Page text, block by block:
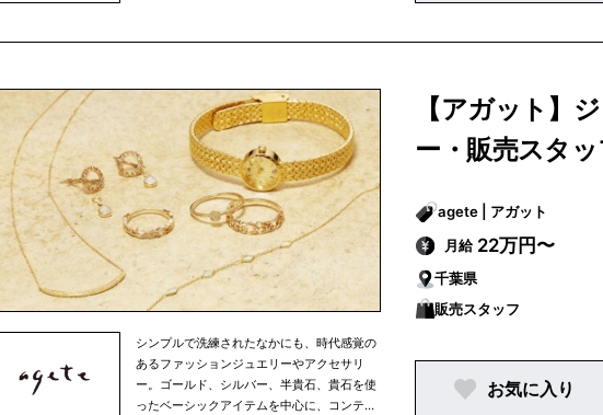
彩に展開。アガットは、その時々の女性の生
き方やファッションといった時代の流れを映
しながら、常に新しいファッションジュエリ
ーやアクセサリーを提案しています。
シンプルで洗練されたなかにも、時代感覚の
あるファッションジュエリーやアクセサリ
ー。ゴールド、シルバー、半貴石、貴石を使
ったベーシックアイテムを中心に、コンテン
【アガット】
ー・販売スタ
agete | アガット
月給 22万円〜
千葉県
販売スタッフ
お気に入り